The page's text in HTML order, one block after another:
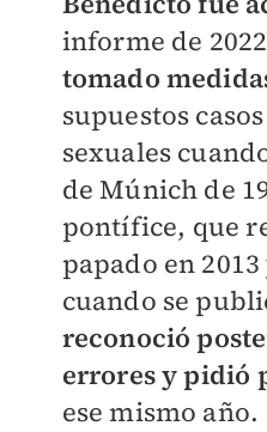
informe de
tomado
supuestos
sexuales
de Múnich de
pontífice, que
papado en
cuando se
reconoció
errores y pidió
ese mismo año.